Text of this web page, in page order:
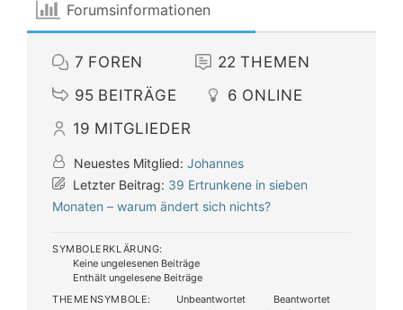
Forumsinformationen
7 FOREN 22 THEMEN
95 BEITRÄGE 6 ONLINE
19 MITGLIEDER
Neuestes Mitglied: Johannes
Letzter Beitrag: 39 Ertrunkene in sieben
Monaten – warum ändert sich nichts?
SYMBOLERKLÄRUNG:
Keine ungelesenen Beiträge
Enthält ungelesene Beiträge
THEMENSYMBOLE:
Unbeantwortet
Beantwortet